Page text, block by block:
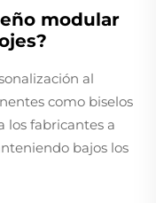
modular
al
como biselos
los fabricantes a
bajos los